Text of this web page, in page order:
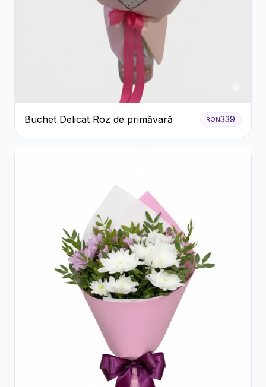
Buchet Delicat Roz de primăvară RON339